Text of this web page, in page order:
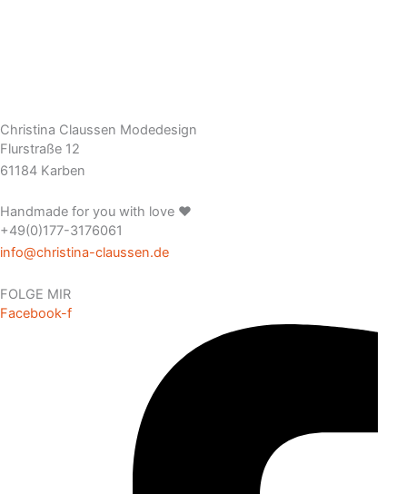
Christina Claussen Modedesign
Flurstraße 12
61184 Karben
Handmade for you with love ❤️
+49(0)177-3176061
info@christina-claussen.de
FOLGE MIR
Facebook-f